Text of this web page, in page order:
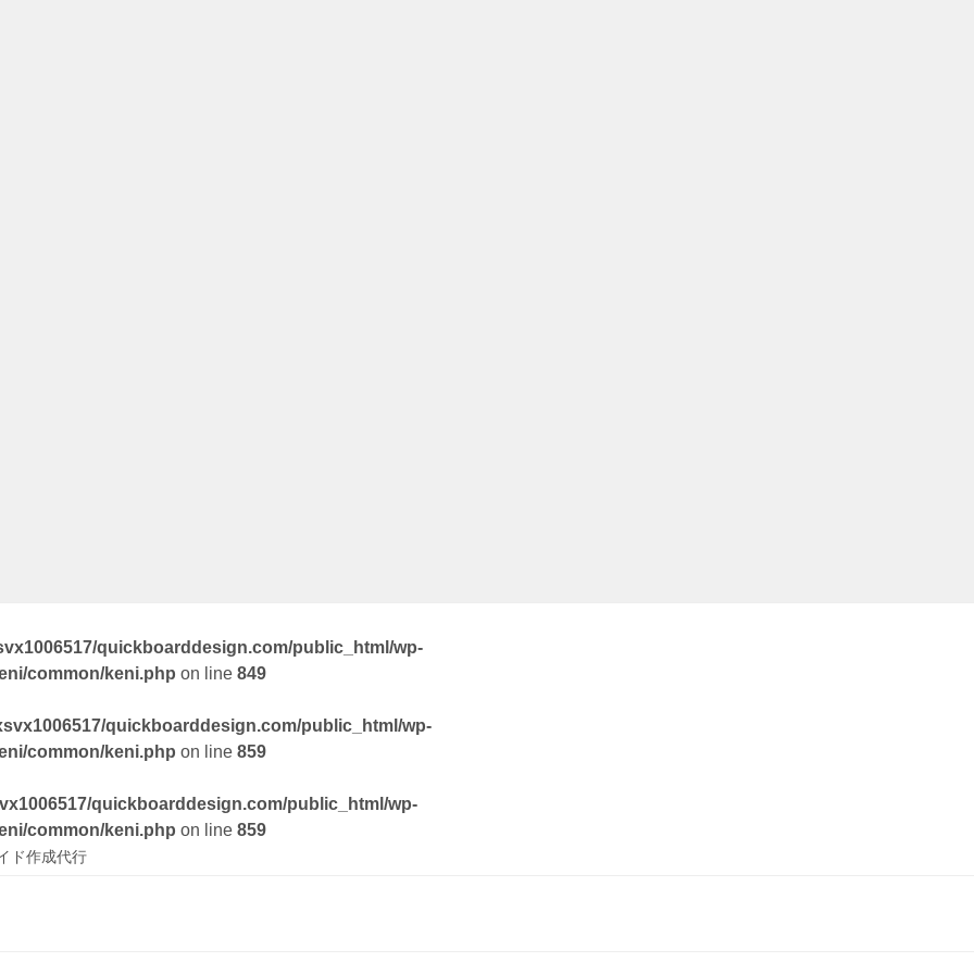
quickboarddesign.com/public_html/wp-
common/keni.php on line 849
quickboarddesign.com/public_html/wp-
common/keni.php on line 859
quickboarddesign.com/public_html/wp-
common/keni.php on line 859
ド作成代行